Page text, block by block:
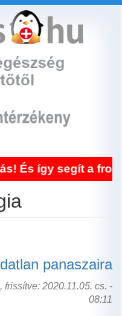
így segít a
panaszaira
frissítve: 2020.11.05. cs. -
08:11